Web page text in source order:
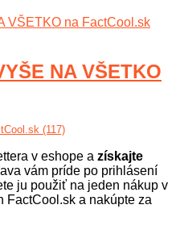
NA VŠETKO
(117)
v eshope a získajte
vám príde po prihlásení
ju použiť na jeden nákup v
FactCool.sk a nakúpte za